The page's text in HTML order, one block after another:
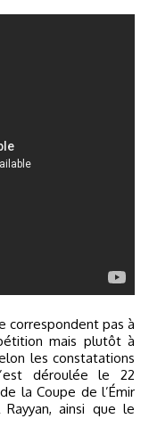
mais plutôt à
les constatations
déroulée le 22
la Coupe de l’Émir
ainsi que le